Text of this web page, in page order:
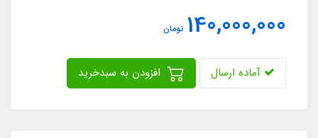
140,000,000 تومان
آماده ارسال